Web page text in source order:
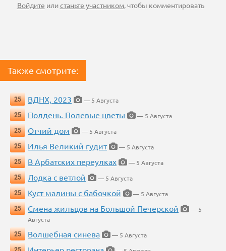
Войдите илистаньте участником, чтобы комментировать
Также смотрите:
25 ВДНХ, 2023
— 5 Августа
25
Полдень. Полевые цветы
— 5 Августа
25
Отчий дом
— 5 Августа
25
Илья Великий гудит
— 5 Августа
25
В Арбатских переулках
— 5 Августа
25
Лодка с ветлой
— 5 Августа
25
Куст малины с бабочкой
— 5 Августа
25
Смена жильцов на Большой Печерской
— 5
Августа
25
Волшебная синева
— 5 Августа